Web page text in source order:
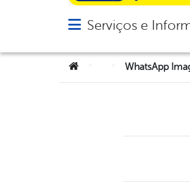
Abrir menu principal de
Serviços e
Você está aqui:WhatsApp